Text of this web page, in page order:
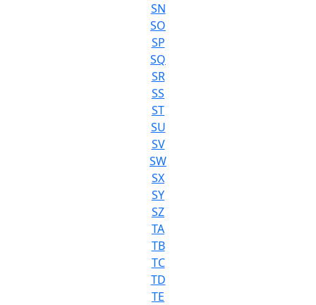
SN
SO
SP
SQ
SR
SS
ST
SU
SV
SW
SX
SY
SZ
TA
TB
TC
TD
TE